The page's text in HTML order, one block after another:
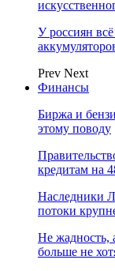
У россиян
Prev Next
Финансы
Биржа и
этому поводу
кредитам на
Наследники
потоки
Не жадность,
больше не